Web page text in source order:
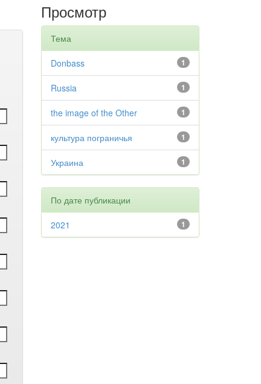
Просмотр
Тема
1
Donbass
1
Russia
1
the image of the Other
1
культура пограничья
1
Украина
По дате публикации
1
2021